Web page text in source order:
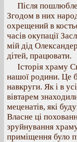
Після
Згодом в них
охрещений в
часів окупації
мій дід
дітей, працювати.
Історія храму
нашої родини. Це
навкруги. Як і в
вівтарем
меценатів, які
Власне ці
зруйнування
приміщення було